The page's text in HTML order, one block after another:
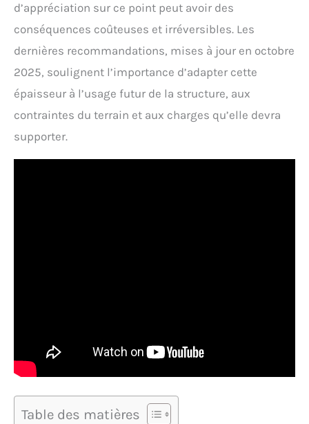
d’appréciation sur ce point peut avoir des
conséquences coûteuses et irréversibles. Les
dernières recommandations, mises à jour en octobre
2025, soulignent l’importance d’adapter cette
épaisseur à l’usage futur de la structure, aux
contraintes du terrain et aux charges qu’elle devra
supporter.
Table des matières